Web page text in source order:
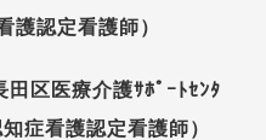
認定看護師）
区医療介護ｻﾎﾟｰﾄｾﾝﾀ
症看護認定看護師）